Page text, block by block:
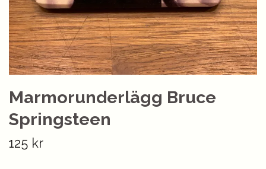
Marmorunderlägg Bruce
Springsteen
125 kr